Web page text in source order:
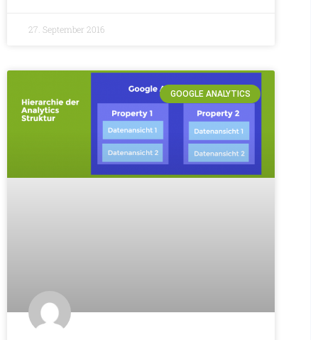
27. September 2016
GOOGLE ANALYTICS